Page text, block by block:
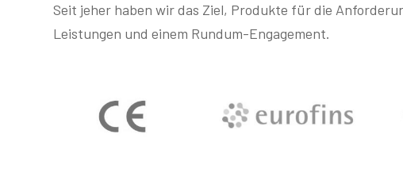
Seit jeher haben wir das Ziel, Produkte für die
Leistungen und einem Rundum-Engagement.